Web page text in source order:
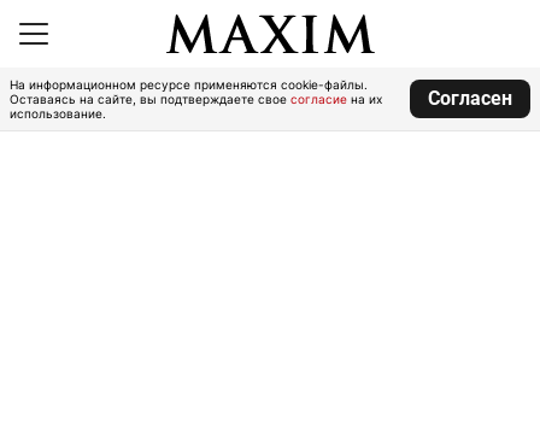
На информационном ресурсе применяются cookie-файлы.
Оставаясь на сайте, вы подтверждаете свое согласие на их
использование.
Согласен